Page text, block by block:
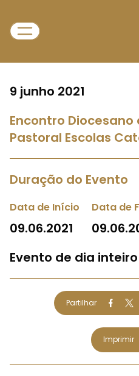
9 junho 2021
Encontro
Pastoral Escolas
Duração do Evento
Data de Início
09.06.2021
Data de
Evento de dia inteiro
Partilhar
Imprimir